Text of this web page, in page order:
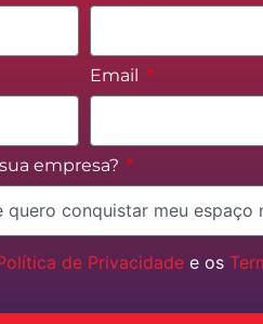
Email
empresa?
de Privacidade e os